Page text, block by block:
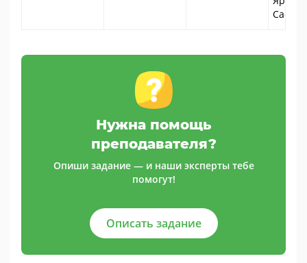
Нужна помощь
преподавателя?
Опиши задание — и наши эксперты тебе
помогут!
Описать задание